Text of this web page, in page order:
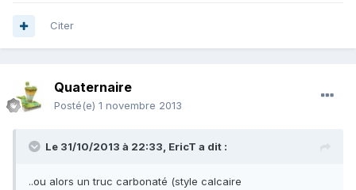
Citer
Quaternaire
Posté(e) 1 novembre 2013
Le 31/10/2013 à 22:33, EricT a dit :
..ou alors un truc carbonaté (style calcaire